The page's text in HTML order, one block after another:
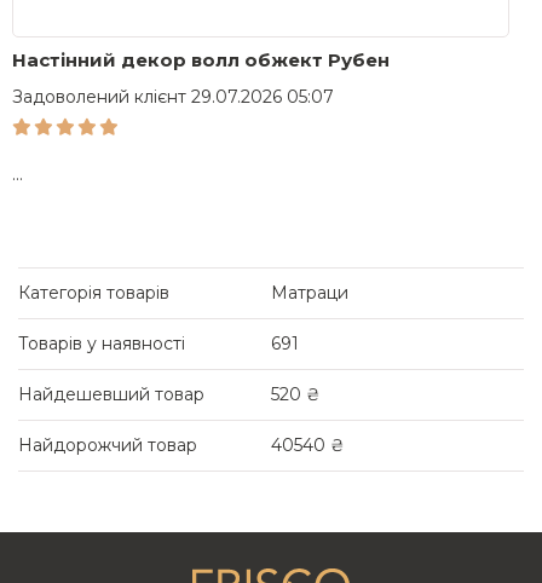
ЯК ВИБРАТИ МАТРАЦ ЗА ЖОРСТКІСТЮ
Від нього залежить, наскільки гарно конкретна модель
Настінний декор волл обжект Рубен
Задоволений клієнт 29.07.2026 05:07
...
Категорія товарів Матраци
Товарів у наявності 691
Найдешевший товар 520 ₴
Найдорожчий товар 40540 ₴